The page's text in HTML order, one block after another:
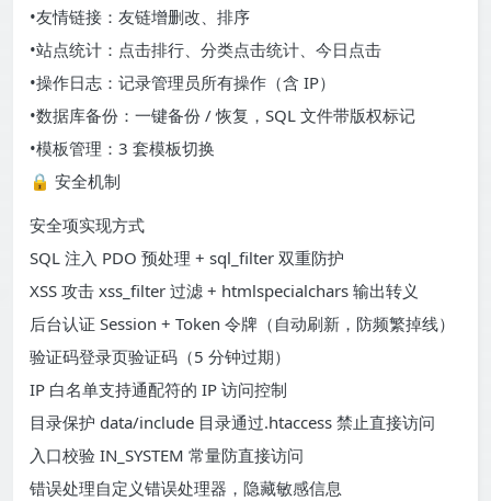
•友情链接：友链增删改、排序
•站点统计：点击排行、分类点击统计、今日点击
•操作日志：记录管理员所有操作（含 IP）
•数据库备份：一键备份 / 恢复，SQL 文件带版权标记
•模板管理：3 套模板切换
🔒 安全机制
安全项实现方式
SQL 注入 PDO 预处理 + sql_filter 双重防护
XSS 攻击 xss_filter 过滤 + htmlspecialchars 输出转义
后台认证 Session + Token 令牌（自动刷新，防频繁掉线）
验证码登录页验证码（5 分钟过期）
IP 白名单支持通配符的 IP 访问控制
目录保护 data/include 目录通过.htaccess 禁止直接访问
入口校验 IN_SYSTEM 常量防直接访问
错误处理自定义错误处理器，隐藏敏感信息